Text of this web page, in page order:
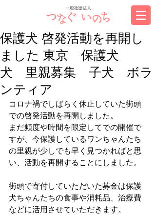
保護犬 啓発活動を再開し
ました 東京 保護犬
犬 里親募集 子犬 ボラ
ンティア
コロナ禍でしばらく休止していた街頭
での啓発活動を再開しました。
まだ頻度や時間を限定してでの開催で
すが、今保護しているワンちゃんたち
の里親が少しでも早く見つかればと思
い、活動を再開することにしました。
街頭で寄付していただいた募金は保護
犬ちゃんたちの食事や消耗品、治療費
などに活用させていただきます。